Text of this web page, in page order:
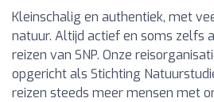
Kleinschalig en authentiek, met
natuur. Altijd actief en soms zelfs
reizen van SNP. Onze
opgericht als Stichting
reizen steeds meer mensen met